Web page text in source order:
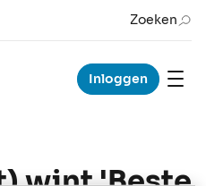
Zoeken
Inloggen